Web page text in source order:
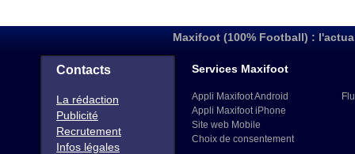
Maxifoot (100% Football) :
Contacts
La rédaction
Publicité
Recrutement
Infos légales
Services Maxifoot
Appli Maxifoot Android
Appli Maxifoot iPhone
Site web Mobile
Choix de consentement